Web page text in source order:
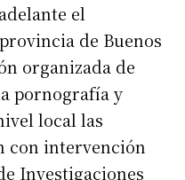
el
de Buenos
organizada de
pornografía y
local las
con intervención
Investigaciones